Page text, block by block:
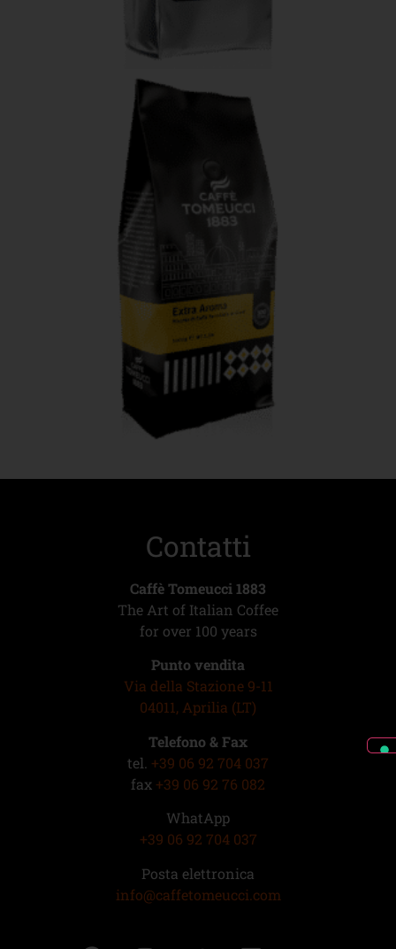
Contatti
Caffè Tomeucci 1883
The Art of Italian Coffee
for over 100 years
Punto vendita
Via della Stazione 9-11
04011, Aprilia (LT)
Telefono & Fax
tel. +39 06 92 704 037
fax +39 06 92 76 082
WhatApp
+39 06 92 704 037
Posta elettronica
info@caffetomeucci.com